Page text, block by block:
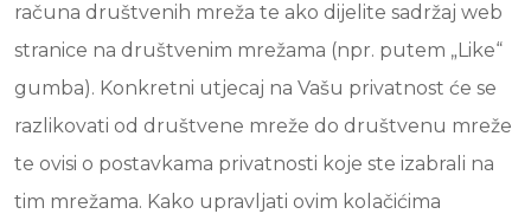
računa društvenih mreža te ako dijelite sadržaj web
stranice na društvenim mrežama (npr. putem „Like“
gumba). Konkretni utjecaj na Vašu privatnost će se
razlikovati od društvene mreže do društvenu mreže
te ovisi o postavkama privatnosti koje ste izabrali na
tim mrežama. Kako upravljati ovim kolačićima